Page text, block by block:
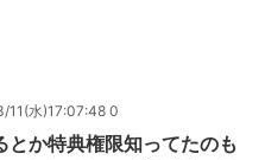
11(水)17:07:48 0
か特典権限知ってたのも